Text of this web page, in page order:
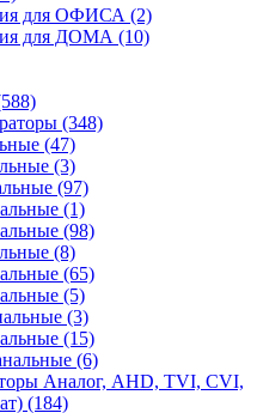
для ОФИСА (2)
для ДОМА (10)
(348)
(47)
(3)
(97)
(1)
(98)
(8)
(65)
(5)
(3)
(15)
(6)
Аналог, AHD, TVI, CVI,
(184)